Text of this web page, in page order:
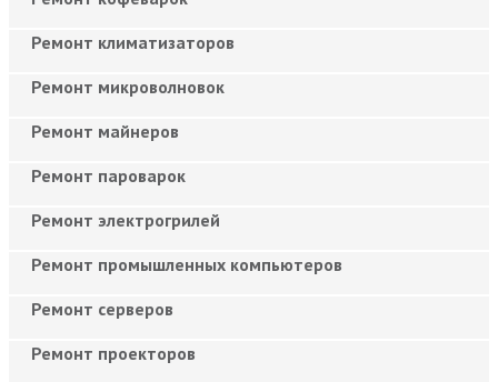
Ремонт климатизаторов
Ремонт микроволновок
Ремонт майнеров
Ремонт пароварок
Ремонт электрогрилей
Ремонт промышленных компьютеров
Ремонт серверов
Ремонт проекторов